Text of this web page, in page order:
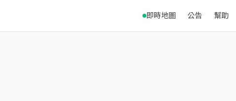
即時地圖 公告 幫助